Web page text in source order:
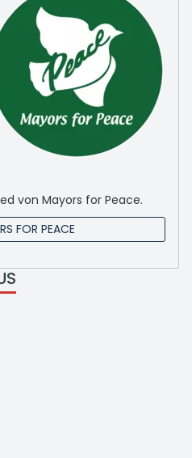
von Mayors for Peace.
FOR PEACE